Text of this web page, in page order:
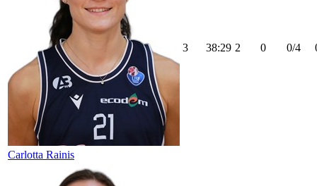
Carlotta Rainis
3 38:29 2 0 0/4